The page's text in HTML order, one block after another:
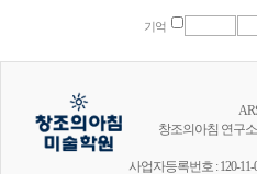
기억
창조의아침 연구
사업자등록번호 : 120-